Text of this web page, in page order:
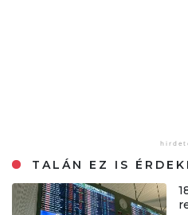
TALÁN EZ IS